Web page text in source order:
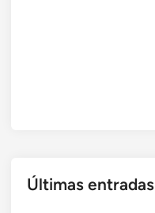
Últimas entradas